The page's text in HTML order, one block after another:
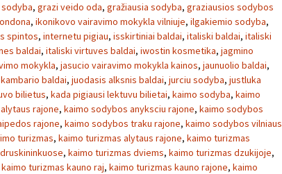
, grazi veido oda, gražiausia sodyba, graziausios sodybos
, ikonikovo vairavimo mokykla vilniuje, ilgakiemio sodyba,
spintos, internetu pigiau, isskirtiniai baldai, italiski baldai, italiski
baldai, italiski virtuves baldai, iwostin kosmetika, jagmino
mokykla, jasucio vairavimo mokykla kainos, jaunuolio baldai,
baldai, juodasis alksnis baldai, jurciu sodyba, justluka
bilietus, kada pigiausi lektuvu bilietai, kaimo sodyba, kaimo
rajone, kaimo sodybos anyksciu rajone, kaimo sodybos
rajone, kaimo sodybos traku rajone, kaimo sodybos vilniaus
turizmas, kaimo turizmas alytaus rajone, kaimo turizmas
, kaimo turizmas dviems, kaimo turizmas dzukijoje,
kaimo turizmas kauno raj, kaimo turizmas kauno rajone, kaimo